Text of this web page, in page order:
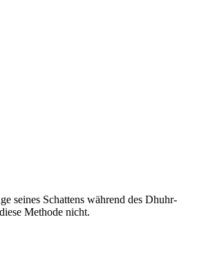
seines Schattens während des Dhuhr-
Methode nicht.